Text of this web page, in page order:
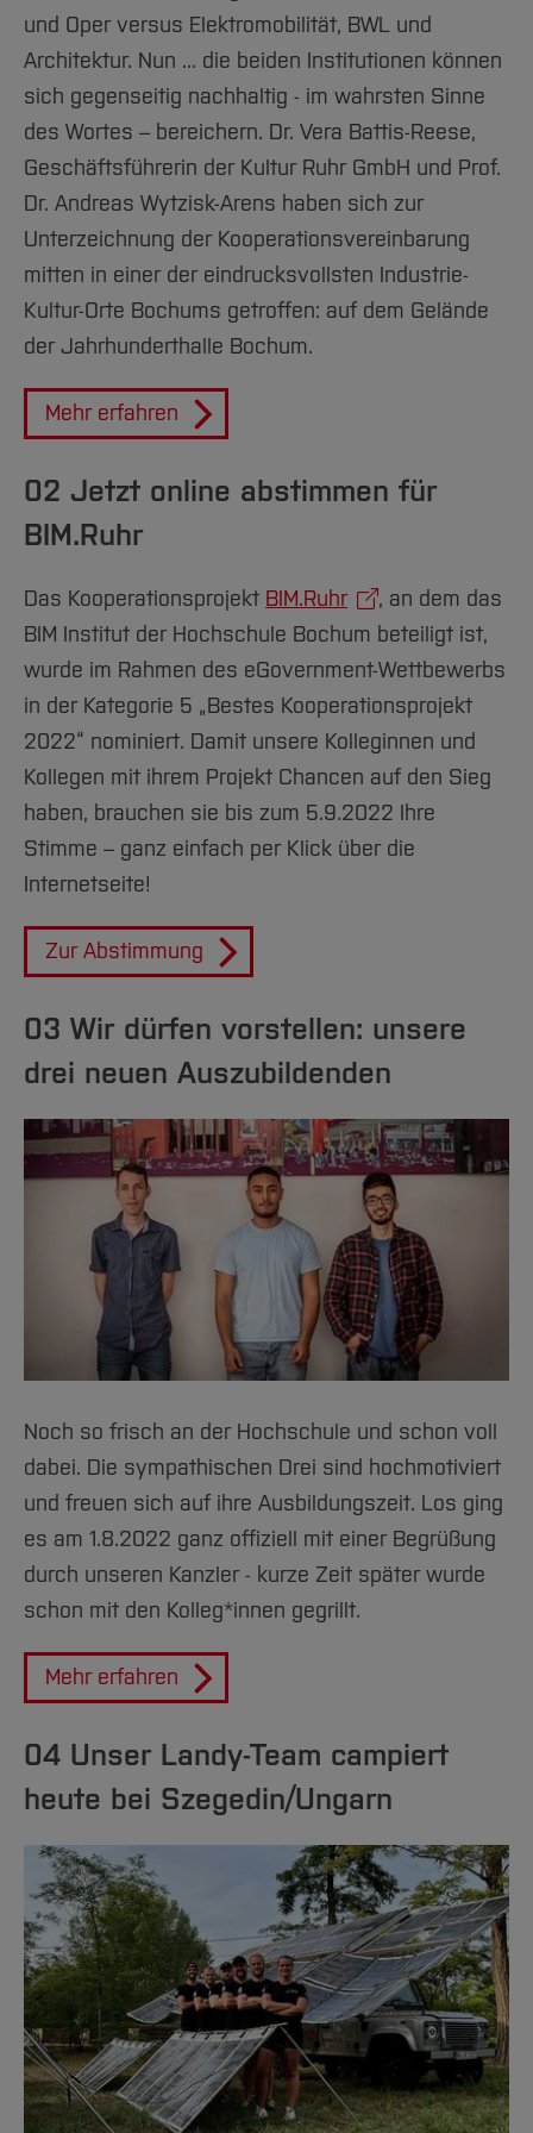
#24
#25
#26
#27
#28
#29
#31
#32
#33
#34
#35
#36
#37
#38
und Oper versus Elektromobilität, BWL und
Architektur. Nun ... die beiden Institutionen können
sich gegenseitig nachhaltig - im wahrsten Sinne
des Wortes – bereichern. Dr. Vera Battis-Reese,
Geschäftsführerin der Kultur Ruhr GmbH und Prof.
Dr. Andreas Wytzisk-Arens haben sich zur
Unterzeichnung der Kooperationsvereinbarung
mitten in einer der eindrucksvollsten Industrie-
Kultur-Orte Bochums getroffen: auf dem Gelände
der Jahrhunderthalle Bochum.
Mehr erfahren
02 Jetzt online abstimmen für
BIM.Ruhr
Das Kooperationsprojekt BIM.Ruhr
, an dem das
BIM Institut der Hochschule Bochum beteiligt ist,
wurde im Rahmen des eGovernment-Wettbewerbs
in der Kategorie 5 „Bestes Kooperationsprojekt
2022“ nominiert. Damit unsere Kolleginnen und
Kollegen mit ihrem Projekt Chancen auf den Sieg
haben, brauchen sie bis zum 5.9.2022 Ihre
Stimme – ganz einfach per Klick über die
Internetseite!
Zur Abstimmung
03 Wir dürfen vorstellen: unsere
drei neuen Auszubildenden
Noch so frisch an der Hochschule und schon voll
dabei. Die sympathischen Drei sind hochmotiviert
und freuen sich auf ihre Ausbildungszeit. Los ging
es am 1.8.2022 ganz offiziell mit einer Begrüßung
durch unseren Kanzler - kurze Zeit später wurde
schon mit den Kolleg*innen gegrillt.
Mehr erfahren
04 Unser Landy-Team campiert
heute bei Szegedin/Ungarn